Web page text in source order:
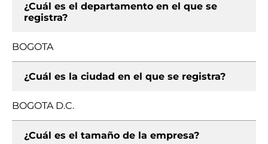
¿Cuál es el departamento en el que se
registra?
BOGOTA
¿Cuál es la ciudad en el que se registra?
BOGOTA D.C.
¿Cuál es el tamaño de la empresa?